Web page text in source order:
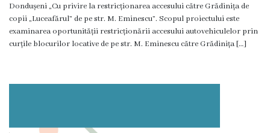
CISC
Eliberarea
și
Dondușeni „Cu privire la restricționarea accesului către Grădinița de
copii „Luceafărul” de pe str. M. Eminescu”. Scopul proiectului este
examinarea oportunității restricționării accesului autovehiculelor prin
curțile blocurilor locative de pe str. M. Eminescu către Grădinița […]